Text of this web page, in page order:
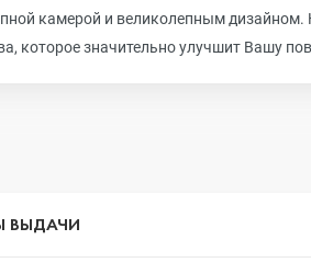
камерой и великолепным дизайном.
которое значительно улучшит Вашу
ВЫДАЧИ